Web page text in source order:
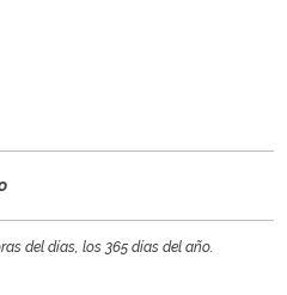
del días, los 365 días del año.